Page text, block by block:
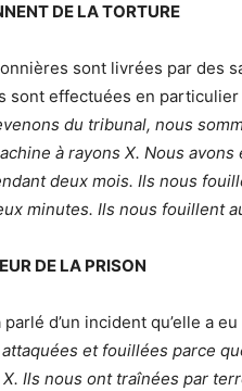
DE LA TORTURE
sont livrées par des
sont effectuées en
du tribunal, nous
à rayons X. Nous
deux mois. Ils nous
minutes. Ils nous fouillent
DE LA PRISON
d’un incident qu’elle a
et fouillées parce
Ils nous ont traînées par